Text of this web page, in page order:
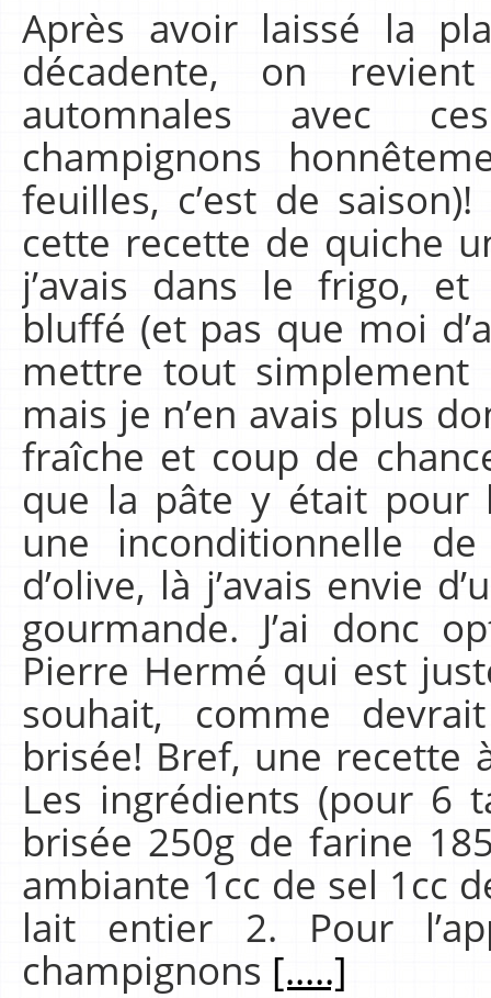
Après avoir laissé la
décadente, on
automnales avec
champignons
feuilles, c’est de
cette recette de quiche
j’avais dans le frigo,
bluffé (et pas que moi
mettre tout simplement
mais je n’en avais plus
fraîche et coup de
que la pâte y était pour
une inconditionnelle
d’olive, là j’avais envie
gourmande. J’ai donc
Pierre Hermé qui est
souhait, comme
brisée! Bref, une recette
Les ingrédients (pour 6
brisée 250g de farine
ambiante 1cc de sel 1cc
lait entier 2. Pour
champignons [.....]